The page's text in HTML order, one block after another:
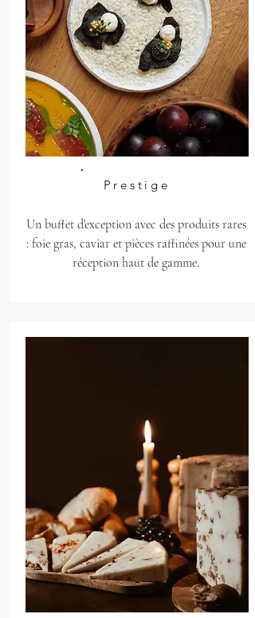
Prestige
Un buffet d’exception avec des produits rares
: foie gras, caviar et pièces raffinées pour une
réception haut de gamme.